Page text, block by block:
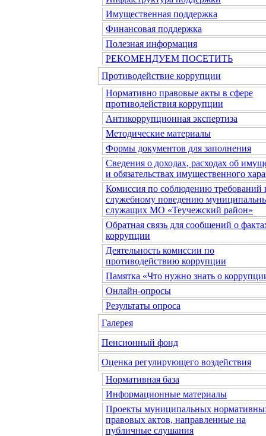
Имущественная поддержка
Финансовая поддержка
Полезная информация
РЕКОМЕНДУЕМ ПОСЕТИТЬ
Противодействие коррупции
Нормативно правовые акты в сфере
противодействия коррупции
Антикоррупционная экспертиза
Методические материалы
Формы документов для заполнения
Сведения о доходах, расходах об
и обязательствах имущественного
Комиссия по соблюдению требований
служебному поведению
служащих МО «Теучежский район»
Обратная связь для сообщений о
коррупции
Деятельность комиссии по
противодействию коррупции
Памятка «Что нужно знать о
Онлайн-опросы
Результаты опроса
Галерея
Пенсионный фонд
Оценка регулирующего воздействия
Нормативная база
Информационные материалы
Проекты муниципальных
правовых актов, направленные на
публичные слушания